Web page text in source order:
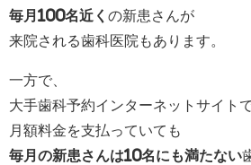
毎月100名近く の新患さんが
来院される歯科医院もあります。
一方で、
大手歯科予約インターネットサイト
月額料金を支払っていても
毎月の新患さんは10名にも満たない